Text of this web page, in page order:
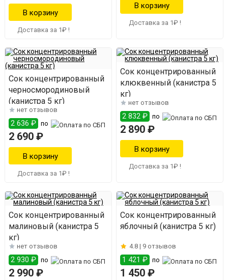
Доставка за 1₽ !
Доставка за 1₽ !
Сок концентрированный
черносмородиновый
(канистра 5 кг)
нет отзывов
2 636 ₽ по
2 690 ₽
Доставка за 1₽ !
Сок концентрированный
клюквенный (канистра 5
кг)
нет отзывов
2 832 ₽ по
2 890 ₽
Доставка за 1₽ !
Сок концентрированный
малиновый (канистра 5
кг)
нет отзывов
2 930 ₽ по
2 990 ₽
Сок концентрированный
яблочный (канистра 5 кг)
4.8 | 9 отзывов
1 421 ₽ по
1 450 ₽